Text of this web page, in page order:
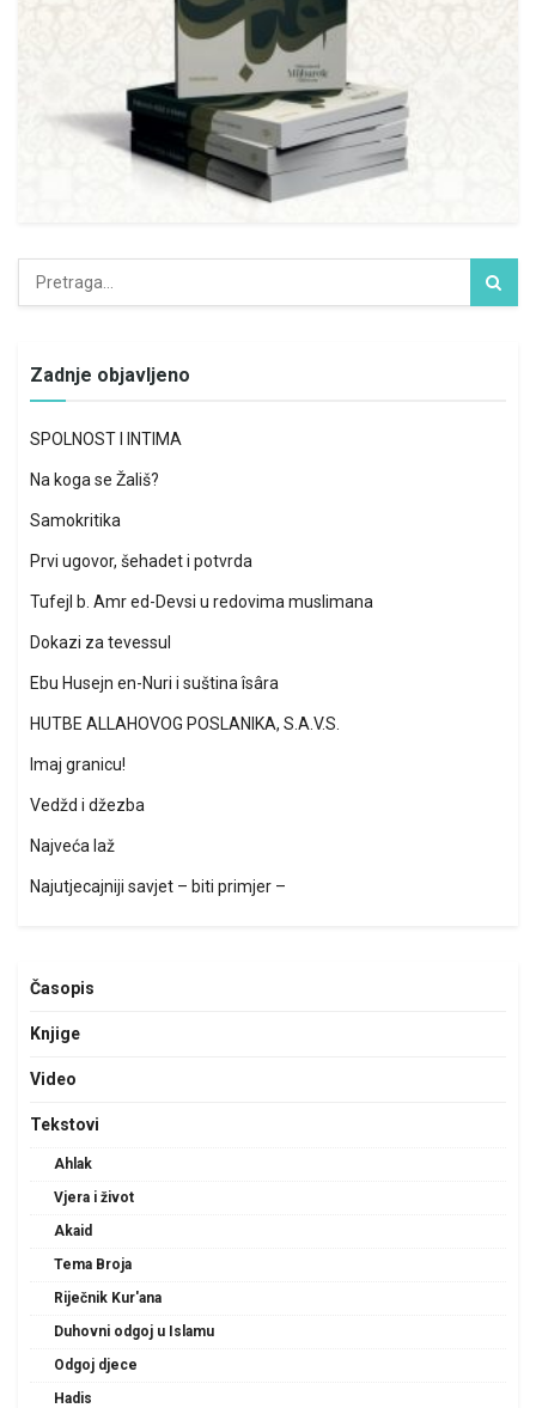
Zadnje objavljeno
SPOLNOST I INTIMA
Na koga se Žališ?
Samokritika
Prvi ugovor, šehadet i potvrda
Tufejl b. Amr ed-Devsi u redovima muslimana
Dokazi za tevessul
Ebu Husejn en-Nuri i suština îsâra
HUTBE ALLAHOVOG POSLANIKA, S.A.V.S.
Imaj granicu!
Vedžd i džezba
Najveća laž
Najutjecajniji savjet – biti primjer –
Časopis
Knjige
Video
Tekstovi
Ahlak
Vjera i život
Akaid
Tema Broja
Riječnik Kur'ana
Duhovni odgoj u Islamu
Odgoj djece
Hadis